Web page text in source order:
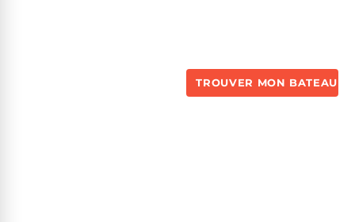
TROUVER MON BATEAU